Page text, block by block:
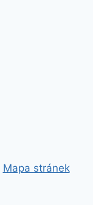
Mapa stránek